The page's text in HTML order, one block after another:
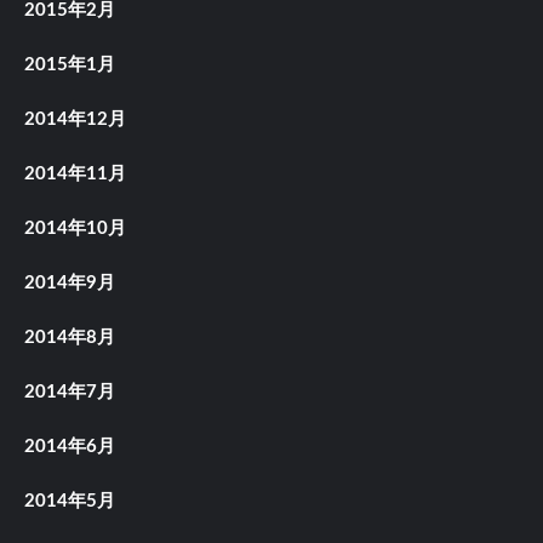
2015年2月
2015年1月
2014年12月
2014年11月
2014年10月
2014年9月
2014年8月
2014年7月
2014年6月
2014年5月